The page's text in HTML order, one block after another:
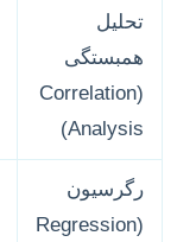
تحلیل
همبستگی
(Correlation
Analysis)
رگرسیون
(Regression